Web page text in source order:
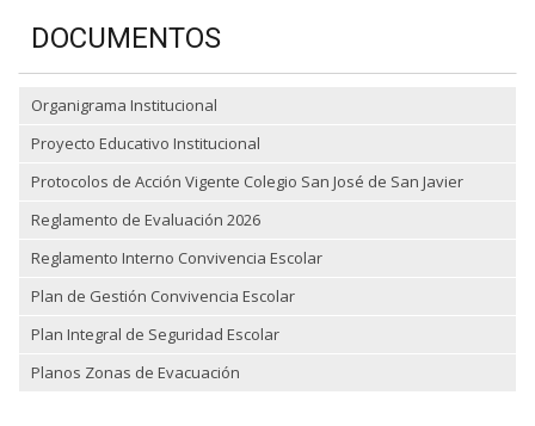
DOCUMENTOS
Organigrama Institucional
Proyecto Educativo Institucional
Protocolos de Acción Vigente Colegio San José de San Javier
Reglamento de Evaluación 2026
Reglamento Interno Convivencia Escolar
Plan de Gestión Convivencia Escolar
Plan Integral de Seguridad Escolar
Planos Zonas de Evacuación